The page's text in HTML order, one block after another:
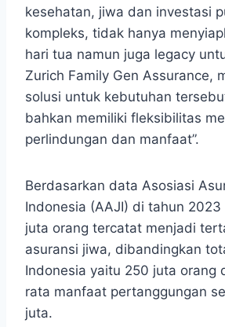
kesehatan, jiwa dan investasi
kompleks, tidak hanya
hari tua namun juga legacy
Zurich Family Gen Assurance,
solusi untuk kebutuhan
bahkan memiliki fleksibilitas
perlindungan dan manfaat”.
Berdasarkan data Asosiasi
Indonesia (AAJI) di tahun
juta orang tercatat menjadi
asuransi jiwa, dibandingkan
Indonesia yaitu 250 juta orang
rata manfaat pertanggungan
juta.